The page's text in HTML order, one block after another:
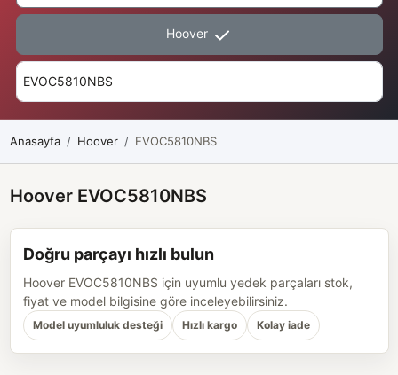
Hoover
Anasayfa Hoover EVOC5810NBS
Hoover EVOC5810NBS
Doğru parçayı hızlı bulun
Hoover EVOC5810NBS için uyumlu yedek parçaları stok,
fiyat ve model bilgisine göre inceleyebilirsiniz.
Model uyumluluk desteği Hızlı kargo Kolay iade